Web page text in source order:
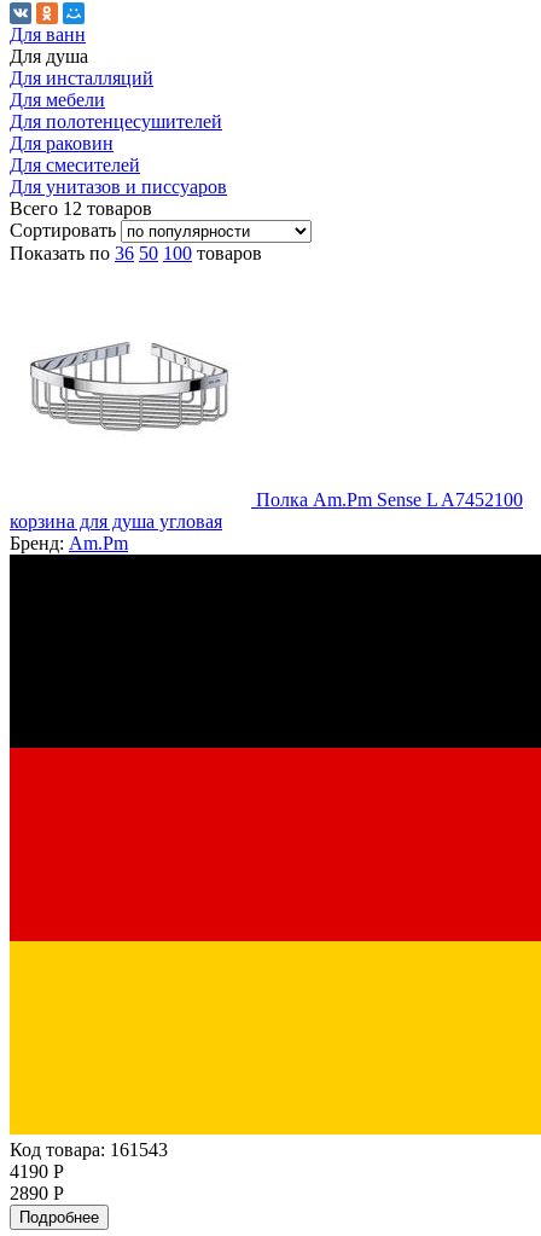
Для ванн
Для душа
Для инсталляций
Для мебели
Для полотенцесушителей
Для раковин
Для смесителей
Для унитазов и писсуаров
Всего 12 товаров
Сортировать
Показать по 36 50 100 товаров
Полка Am.Pm Sense L A7452100
корзина для душа угловая
Бренд: Am.Pm
Код товара: 161543
4190 Р
2890 Р
Подробнее